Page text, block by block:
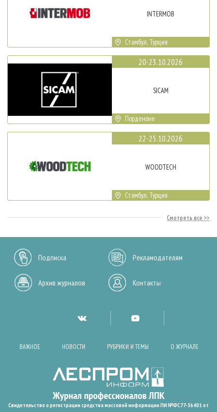
INTERMOB
Стамбул, Турция
20-23.10.2026
SICAM
Порденоне
22-25.10.2026
WOODTECH
Стамбул, Турция
Смотреть все
Подписка Рекламодателям
Архив журналов Контакты
ВАЖНОЕ НОВОСТИ РУБРИКИ И ТЕМЫ О ЖУРНАЛЕ
Свидетельство о регистрации средства массовой информации ПИ №ФС77-36401 от